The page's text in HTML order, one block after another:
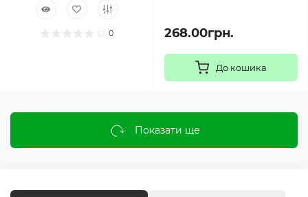
0 268.00грн.
До кошика
Показати ще